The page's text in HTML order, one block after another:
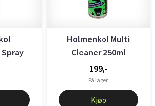
Holmenkol Multi
Cleaner 250ml
199,-
På lager
Kjøp